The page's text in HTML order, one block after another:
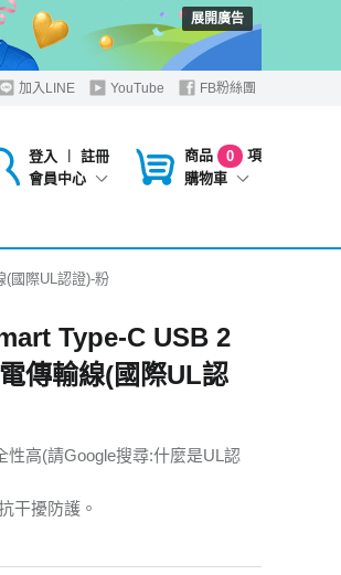
展開廣告
加入LINE YouTube FB粉絲團
登入 ︱
註冊
會員中心
商品 0
項
購物車
(國際UL認證)-粉
Type-C USB 2
傳輸線(國際UL認
性高(請Google搜尋:什麼是UL認
干擾防護。